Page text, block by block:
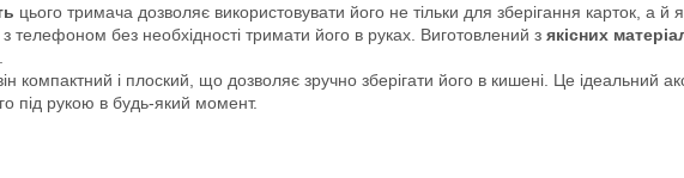
цього тримача дозволяє використовувати його не тільки для зберігання карток, а й
телефоном без необхідності тримати його в руках. Виготовлений з якісних
компактний і плоский, що дозволяє зручно зберігати його в кишені. Це ідеальний
під рукою в будь-який момент.